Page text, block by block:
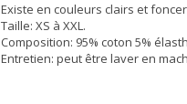
Existe en couleurs clairs et
Taille: XS à XXL.
Composition: 95% coton 5%
Entretien: peut être laver en